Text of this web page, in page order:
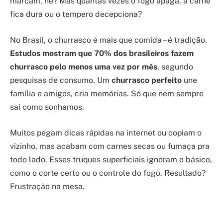
fica dura ou o tempero decepciona?
No Brasil, o churrasco é mais que comida – é tradição.
Estudos mostram que 70% dos brasileiros fazem
churrasco pelo menos uma vez por mês, segundo
pesquisas de consumo. Um churrasco perfeito une
família e amigos, cria memórias. Só que nem sempre
sai como sonhamos.
Muitos pegam dicas rápidas na internet ou copiam o
vizinho, mas acabam com carnes secas ou fumaça pra
todo lado. Esses truques superficiais ignoram o básico,
como o corte certo ou o controle do fogo. Resultado?
Frustração na mesa.